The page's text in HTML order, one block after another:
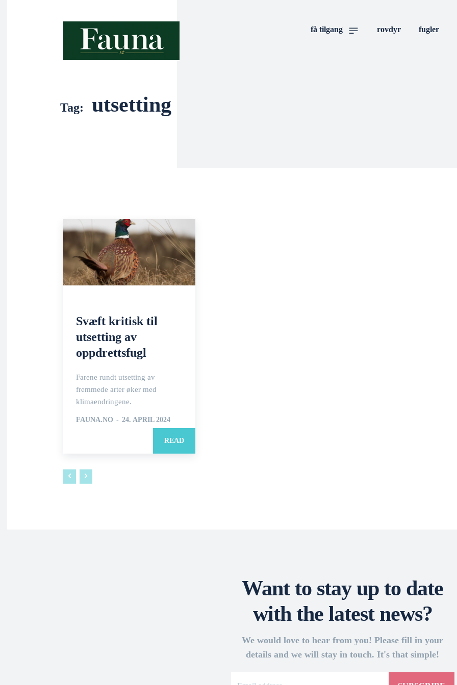
få tilgang rovdyr fugler
Tag: utsetting
Svæft kritisk til
utsetting av
oppdrettsfugl
Farene rundt utsetting av
fremmede arter øker med
klimaendringene.
FAUNA.NO - 24. APRIL 2024
READ
Want to stay up to date
with the latest news?
We would love to hear from you! Please fill in your
details and we will stay in touch. It's that simple!